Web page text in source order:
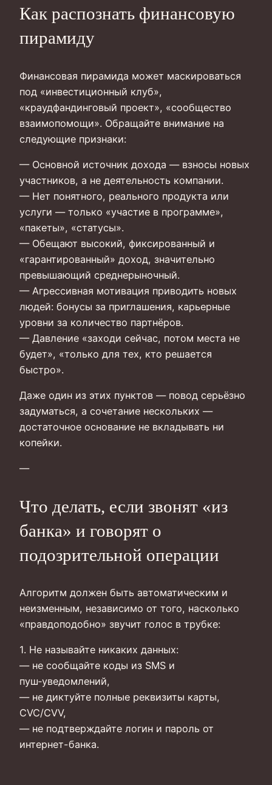
Как распознать финансовую
пирамиду
Финансовая пирамида может маскироваться
под «инвестиционный клуб»,
«краудфандинговый проект», «сообщество
взаимопомощи». Обращайте внимание на
следующие признаки:
— Основной источник дохода — взносы новых
участников, а не деятельность компании.
— Нет понятного, реального продукта или
услуги — только «участие в программе»,
«пакеты», «статусы».
— Обещают высокий, фиксированный и
«гарантированный» доход, значительно
превышающий среднерыночный.
— Агрессивная мотивация приводить новых
людей: бонусы за приглашения, карьерные
уровни за количество партнёров.
— Давление «заходи сейчас, потом места не
будет», «только для тех, кто решается
быстро».
Даже один из этих пунктов — повод серьёзно
задуматься, а сочетание нескольких —
достаточное основание не вкладывать ни
копейки.
—
Что делать, если звонят «из
банка» и говорят о
подозрительной операции
Алгоритм должен быть автоматическим и
неизменным, независимо от того, насколько
«правдоподобно» звучит голос в трубке:
1. Не называйте никаких данных:
— не сообщайте коды из SMS и
пуш‑уведомлений,
— не диктуйте полные реквизиты карты,
CVC/CVV,
— не подтверждайте логин и пароль от
интернет-банка.